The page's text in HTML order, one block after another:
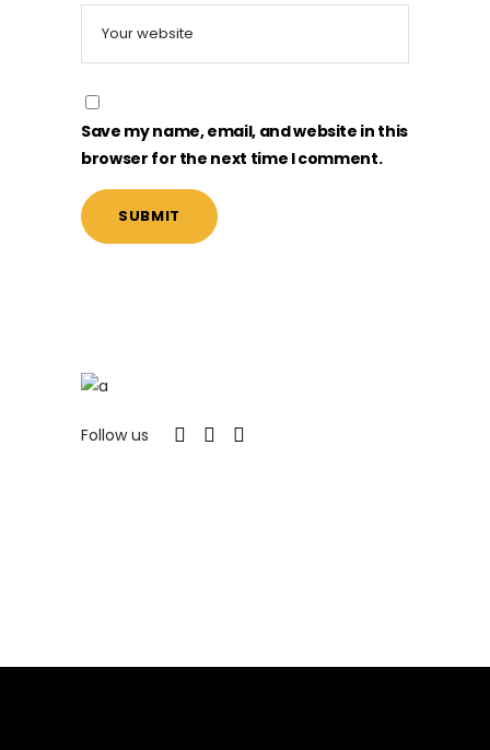
Save my name, email, and website in this
browser for the next time I comment.
Follow us